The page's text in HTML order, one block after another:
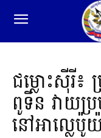
ជម្លោះស៊ីរី៖
ពូទីន វាយប្
នៅអាល្លេប៉ូ